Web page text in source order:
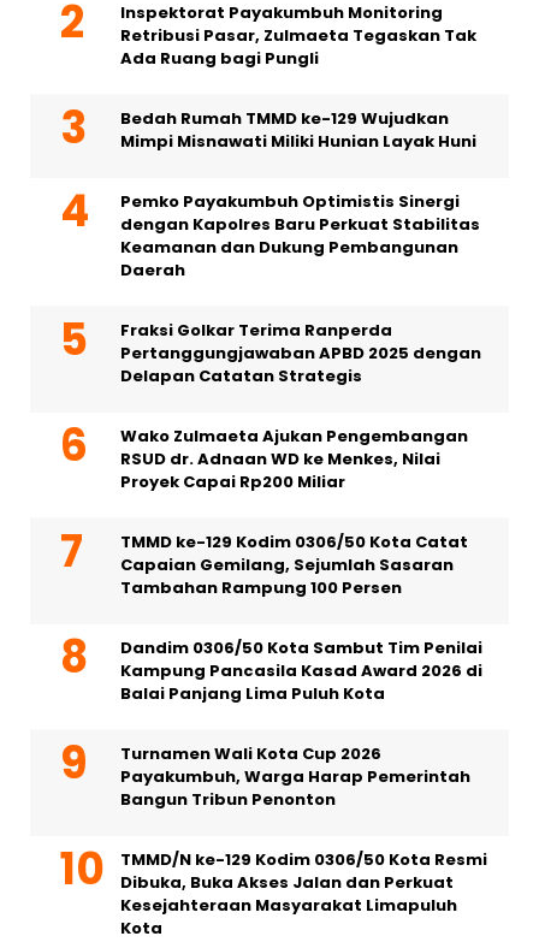
Inspektorat Payakumbuh Monitoring
Retribusi Pasar, Zulmaeta Tegaskan Tak
Ada Ruang bagi Pungli
Bedah Rumah TMMD ke-129 Wujudkan
Mimpi Misnawati Miliki Hunian Layak Huni
Pemko Payakumbuh Optimistis Sinergi
dengan Kapolres Baru Perkuat Stabilitas
Keamanan dan Dukung Pembangunan
Daerah
Fraksi Golkar Terima Ranperda
Pertanggungjawaban APBD 2025 dengan
Delapan Catatan Strategis
Wako Zulmaeta Ajukan Pengembangan
RSUD dr. Adnaan WD ke Menkes, Nilai
Proyek Capai Rp200 Miliar
TMMD ke-129 Kodim 0306/50 Kota Catat
Capaian Gemilang, Sejumlah Sasaran
Tambahan Rampung 100 Persen
Dandim 0306/50 Kota Sambut Tim Penilai
Kampung Pancasila Kasad Award 2026 di
Balai Panjang Lima Puluh Kota
Turnamen Wali Kota Cup 2026
Payakumbuh, Warga Harap Pemerintah
Bangun Tribun Penonton
TMMD/N ke-129 Kodim 0306/50 Kota Resmi
Dibuka, Buka Akses Jalan dan Perkuat
Kesejahteraan Masyarakat Limapuluh
Kota